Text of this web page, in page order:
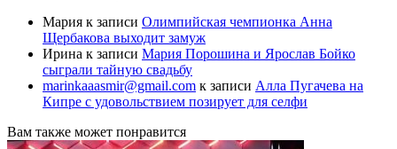
Мария к записи Олимпийская чемпионка Анна
Щербакова выходит замуж
Ирина к записи Мария Порошина и Ярослав Бойко
сыграли тайную свадьбу
marinkaaasmir@gmail.com к записи Алла Пугачева на
Кипре с удовольствием позирует для селфи
Вам также может понравится